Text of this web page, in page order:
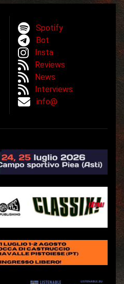
Spotify
Bot
Insta
Reviews
News
Interviews
info@